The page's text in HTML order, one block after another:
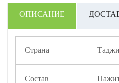
ОПИСАНИЕ
Страна
Состав